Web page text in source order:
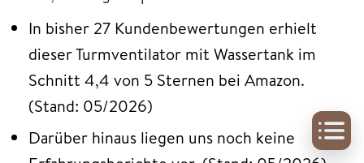
In bisher 27 Kundenbewertungen erhielt
dieser Turmventilator mit Wassertank im
Schnitt 4,4 von 5 Sternen bei Amazon.
(Stand: 05/2026)
Darüber hinaus liegen uns noch keine